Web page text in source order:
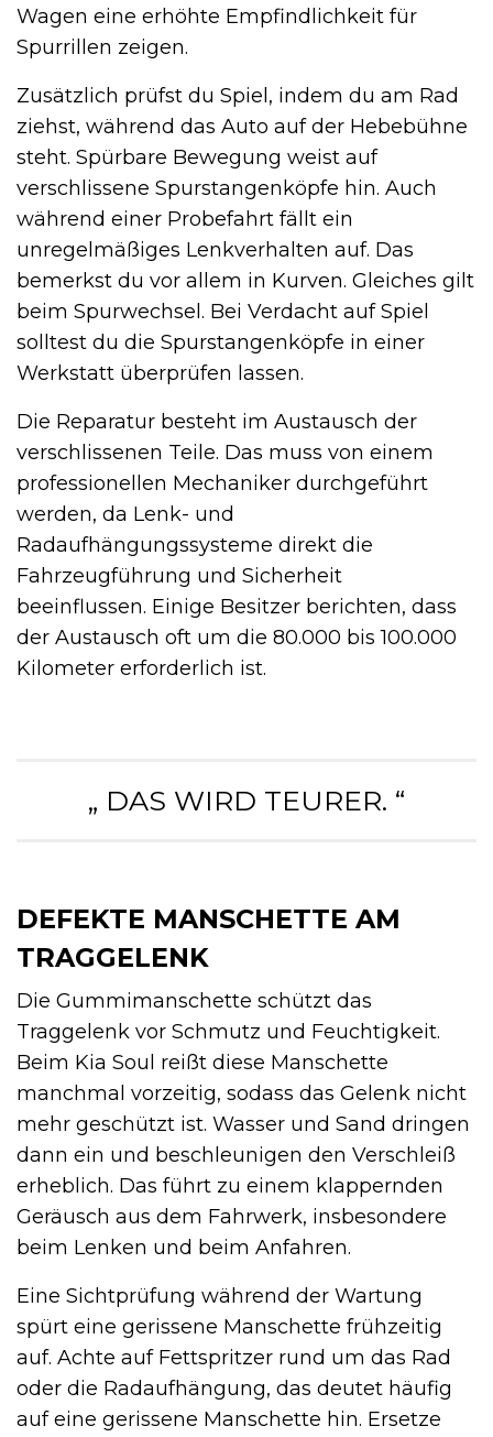
Wagen eine erhöhte Empfindlichkeit für
Spurrillen zeigen.
Zusätzlich prüfst du Spiel, indem du am Rad
ziehst, während das Auto auf der Hebebühne
steht. Spürbare Bewegung weist auf
verschlissene Spurstangenköpfe hin. Auch
während einer Probefahrt fällt ein
unregelmäßiges Lenkverhalten auf. Das
bemerkst du vor allem in Kurven. Gleiches gilt
beim Spurwechsel. Bei Verdacht auf Spiel
solltest du die Spurstangenköpfe in einer
Werkstatt überprüfen lassen.
Die Reparatur besteht im Austausch der
verschlissenen Teile. Das muss von einem
professionellen Mechaniker durchgeführt
werden, da Lenk- und
Radaufhängungssysteme direkt die
Fahrzeugführung und Sicherheit
beeinflussen. Einige Besitzer berichten, dass
der Austausch oft um die 80.000 bis 100.000
Kilometer erforderlich ist.
„ DAS WIRD TEURER. “
DEFEKTE MANSCHETTE AM
TRAGGELENK
Die Gummimanschette schützt das
Traggelenk vor Schmutz und Feuchtigkeit.
Beim Kia Soul reißt diese Manschette
manchmal vorzeitig, sodass das Gelenk nicht
mehr geschützt ist. Wasser und Sand dringen
dann ein und beschleunigen den Verschleiß
erheblich. Das führt zu einem klappernden
Geräusch aus dem Fahrwerk, insbesondere
beim Lenken und beim Anfahren.
Eine Sichtprüfung während der Wartung
spürt eine gerissene Manschette frühzeitig
auf. Achte auf Fettspritzer rund um das Rad
oder die Radaufhängung, das deutet häufig
auf eine gerissene Manschette hin. Ersetze